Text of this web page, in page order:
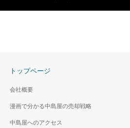
トップページ
会社概要
漫画で分かる中島屋の売却戦略
中島屋へのアクセス